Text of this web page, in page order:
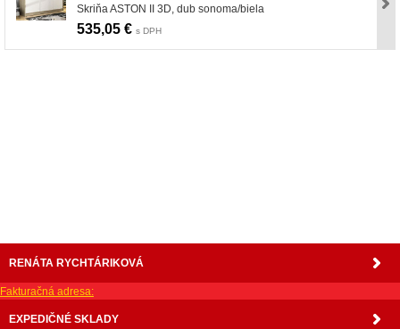
Skriňa ASTON II 3D, dub sonoma/biela
535,05 € s DPH
RENÁTA RYCHTÁRIKOVÁ
Fakturačná adresa:
EXPEDIČNÉ SKLADY